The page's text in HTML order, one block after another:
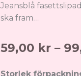
Jeansblå
ska fram…
59,00 kr –
Storlek
Fasetterade